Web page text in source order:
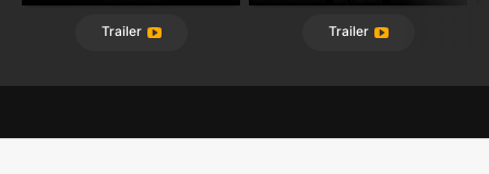
Trailer Trailer